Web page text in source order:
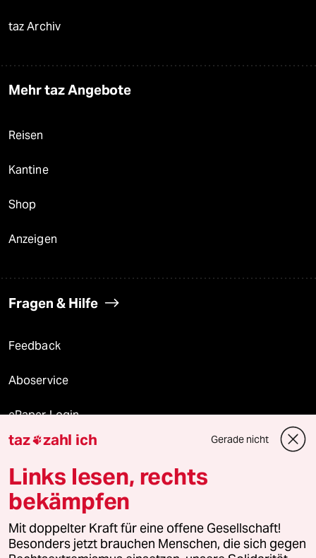
taz Archiv
Mehr taz Angebote
Reisen
Kantine
Shop
Anzeigen
Fragen & Hilfe
Feedback
Aboservice
ePaper Login
Downloads für Abonnierende
© 2026 taz Verlags und Vertriebs GmbH
Alle Rechte vorbehalten. Bei rechtlichen Fragen oder für Genehmigungen
wenden Sie sich bitte an
lizenzen@taz.de
taz zahl ich Gerade nicht
Links lesen, rechts
bekämpfen
Mit doppelter Kraft für eine offene Gesellschaft!
Besonders jetzt brauchen Menschen, die sich gegen